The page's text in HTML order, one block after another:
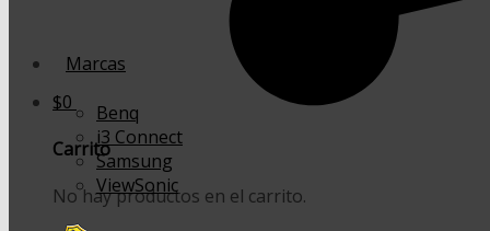
$0
Carrito
No hay productos en el carrito.
Marcas
Benq
i3 Connect
Samsung
ViewSonic